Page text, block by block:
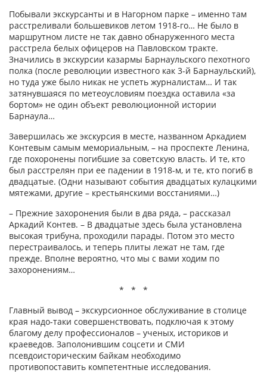
Побывали экскурсанты и в Нагорном парке – именно там
расстреливали большевиков летом 1918-го… Не было в
маршрутном листе не так давно обнаруженного места
расстрела белых офицеров на Павловском тракте.
Значились в экскурсии казармы Барнаульского пехотного
полка (после революции известного как 3-й Барнаульский),
но туда уже было никак не успеть журналистам… И так
затянувшаяся по метеоусловиям поездка оставила «за
бортом» не один объект революционной истории
Барнаула…
Завершилась же экскурсия в месте, названном Аркадием
Контевым самым мемориальным, – на проспекте Ленина,
где похоронены погибшие за советскую власть. И те, кто
был расстрелян при ее падении в 1918-м, и те, кто погиб в
двадцатые. (Одни называют события двадцатых кулацкими
мятежами, другие – крестьянскими восстаниями…)
– Прежние захоронения были в два ряда, – рассказал
Аркадий Контев. – В двадцатые здесь была установлена
высокая трибуна, проходили парады. Потом это место
перестраивалось, и теперь плиты лежат не там, где
прежде. Вполне вероятно, что мы с вами ходим по
захоронениям…
* * *
Главный вывод – экскурсионное обслуживание в столице
края надо-таки совершенствовать, подключая к этому
благому делу профессионалов – ученых, историков и
краеведов. Заполонившим соцсети и СМИ
псевдоисторическим байкам необходимо
противопоставить компетентные исследования.